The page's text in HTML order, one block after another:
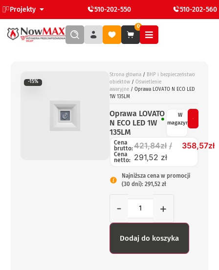
Projekty 510-202-550 510-202-560
0
-15%
Strona główna / BHP i bezpieczeństwo
obiektów / Oświetlenie
awaryjne / Oprawa LOVATO N ECO LED
1W 135LM
Oprawa LOVATO
N ECO LED 1W
135LM
W
magazynie
Cena
brutto:421,84zł 358,57zł
Cena
netto: 291,52 zł
Najniższa cena w promocji
(30 dni): 291,52 zł
- +
Dodaj do koszyka